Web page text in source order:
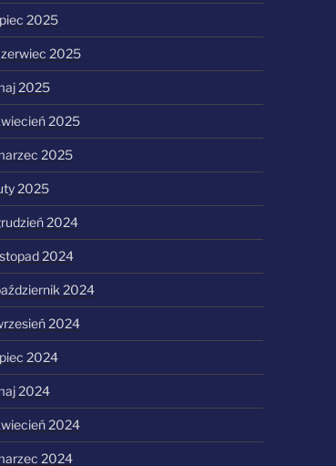
2025
2025
2025
2025
2025
2025
2024
2024
2024
2024
2024
2024
2024
2024